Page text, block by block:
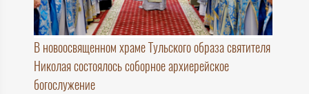
В новоосвященном храме Тульского образа святителя
Николая состоялось соборное архиерейское
богослужение